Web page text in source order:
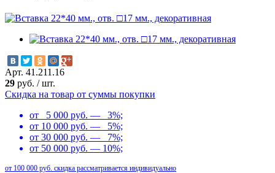
Арт. 41.211.16
29 руб. /шт.
Скидка на товар от суммы покупки
от 5 000 руб. — 3%;
от 10 000 руб. — 5%;
от 30 000 руб. — 7%;
от 50 000 руб. — 10%;
от 100 000 руб. скидка рассматривается индивидуально